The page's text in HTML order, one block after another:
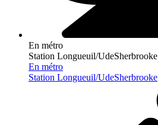
En métro
Station Longueuil/UdeSherbrooke
En métro
Station Longueuil/UdeSherbrooke